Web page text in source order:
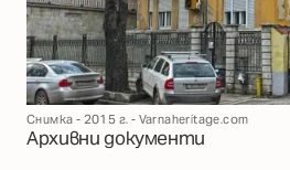
Снимка - 2015 г. - Varnaheritage.com
Архивни документи